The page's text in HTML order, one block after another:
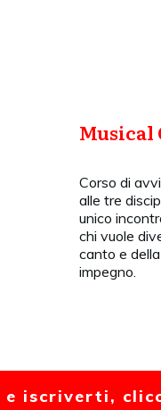
Musical
Corso di
alle tre
unico
chi vuole
canto e
impegno.
iscriverti,